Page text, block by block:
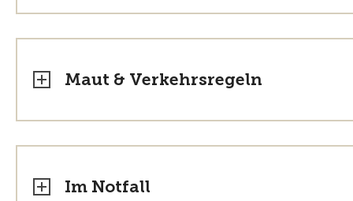
Maut & Verkehrsregeln
Im Notfall